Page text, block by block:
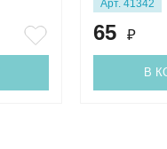
Арт. 41342
65 ₽
В